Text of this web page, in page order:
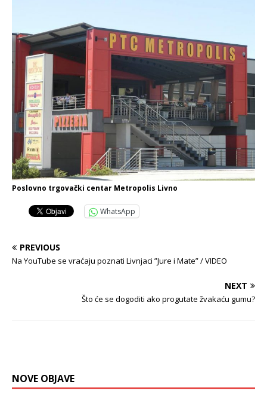
Poslovno trgovački centar Metropolis Livno
WhatsApp
PREVIOUS
Na YouTube se vraćaju poznati Livnjaci ”Jure i Mate” / VIDEO
NEXT
Što će se dogoditi ako progutate žvakaću gumu?
NOVE OBJAVE